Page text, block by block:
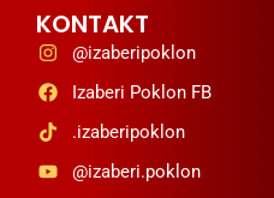
KONTAKT
@izaberipoklon
Izaberi Poklon FB
.izaberipoklon
@izaberi.poklon